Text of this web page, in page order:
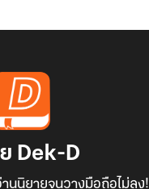
Dek-D
นนิยายจนวางมือถือไม่ลง!